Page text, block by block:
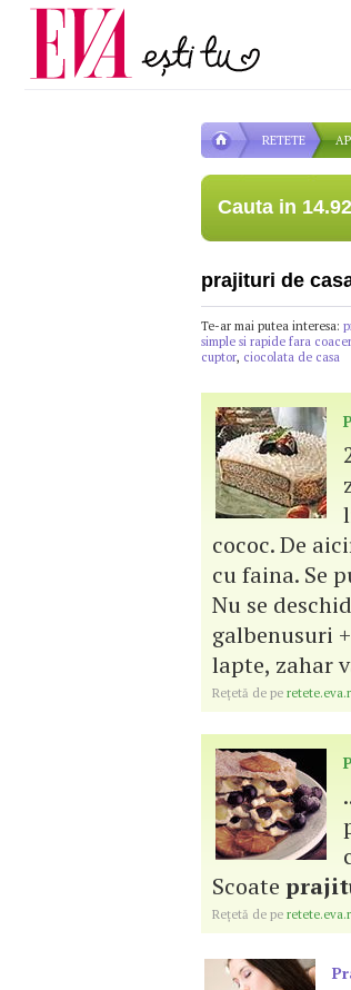
RETETE
Cauta in
prajituri de
Te-ar mai putea interesa:
simple si rapide fara
cuptor, ciocolata de casa
cococ. De
cu faina. Se
Nu se
galbenusuri
lapte, zahar
Reţetă de pe
Scoate
Reţetă de pe
Carieră
Actualitate